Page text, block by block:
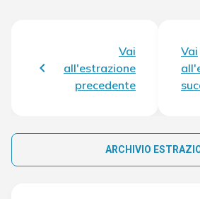
Vai
all'estrazione
precedente
Vai
ARCHIVIO